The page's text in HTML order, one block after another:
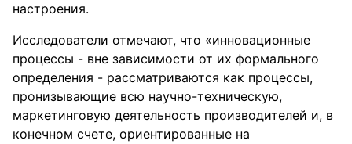
настроения.
Исследователи отмечают, что «инновационные
процессы - вне зависимости от их формального
определения - рассматриваются как процессы,
пронизывающие всю научно-техническую,
маркетинговую деятельность производителей и, в
конечном счете, ориентированные на